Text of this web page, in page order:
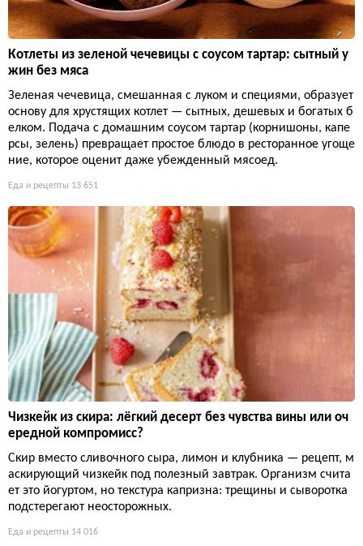
Котлеты из зеленой чечевицы с соусом тартар: сытный у
жин без мяса
Зеленая чечевица, смешанная с луком и специями, образует
основу для хрустящих котлет — сытных, дешевых и богатых б
елком. Подача с домашним соусом тартар (корнишоны, капе
рсы, зелень) превращает простое блюдо в ресторанное угоще
ние, которое оценит даже убежденный мясоед.
Еда и рецепты 13 651
Чизкейк из скира: лёгкий десерт без чувства вины или оч
ередной компромисс?
Скир вместо сливочного сыра, лимон и клубника — рецепт, м
аскирующий чизкейк под полезный завтрак. Организм счита
ет это йогуртом, но текстура капризна: трещины и сыворотка
подстерегают неосторожных.
Еда и рецепты 14 016